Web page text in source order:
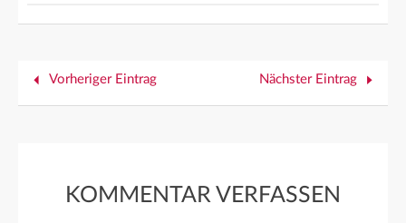
Vorheriger Eintrag Nächster Eintrag
KOMMENTAR VERFASSEN